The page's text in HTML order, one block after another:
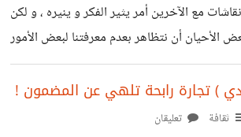
لو كانت هناك
مع الآخرين أمر يثير الفكر و ينيره ، و لكن
أن نتظاهر بعدم معرفتنا لبعض الأمور
التام بها ؟ لا يختلف أحد على أن المعرفة و
في الأهمية لجعل الشخص ذو مدارك واسعة ،
في شخص واحد .. لكن على الجانب الآخر قد
) تجارة رابحة تلهي عن المضمون !
ثقافة تعليقان